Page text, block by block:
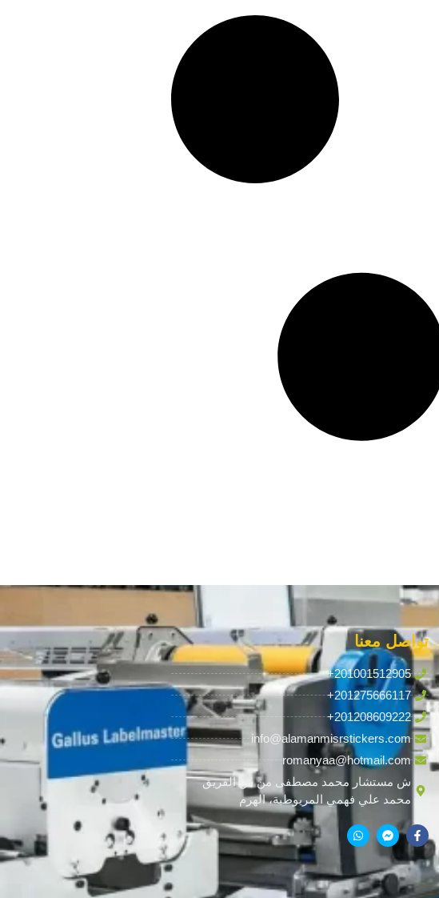
تواصل معنا
+201001512905
+201275666117
+201208609222
info@alamanmisrstickers.com
romanyaa@hotmail.com
ش مستشار محمد مصطفى من ش الفريق
محمد علي فهمي المريوطية، الهرم